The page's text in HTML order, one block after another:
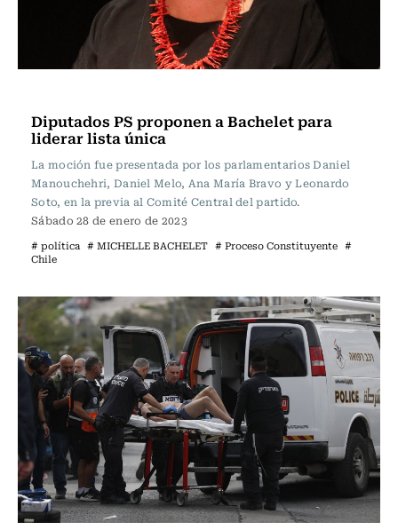
Diputados PS proponen a Bachelet para
liderar lista única
La moción fue presentada por los parlamentarios Daniel
Manouchehri, Daniel Melo, Ana María Bravo y Leonardo
Soto, en la previa al Comité Central del partido.
Sábado 28 de enero de 2023
# política # MICHELLE BACHELET # Proceso Constituyente #
Chile